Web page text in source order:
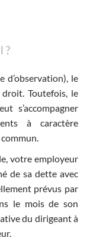
?
d’observation), le
Toutefois, le
s’accompagner
à caractère
votre employeur
de sa dette avec
prévus par
le mois de son
du dirigeant à